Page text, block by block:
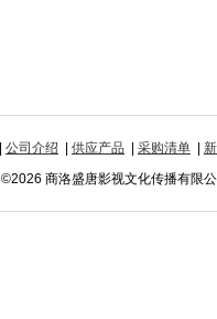
公司介绍 供应产品 采购清单
©2026 商洛盛唐影视文化传播有限